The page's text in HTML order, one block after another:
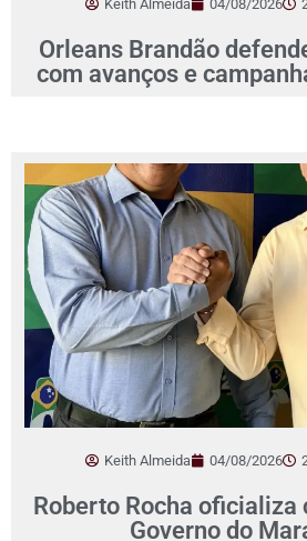
Keith Almeida 04/08/2026
Orleans Brandão
com avanços e
Keith Almeida 04/08/2026
Roberto Rocha oficializa
Governo do